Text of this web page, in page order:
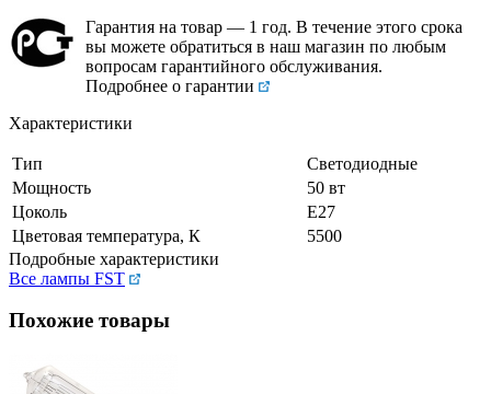
Гарантия на товар — 1 год. В течение этого срока
вы можете обратиться в наш магазин по любым
вопросам гарантийного обслуживания.
Подробнее о гарантии
Характеристики
Тип
Светодиодные
Мощность
50 вт
Цоколь
Е27
Цветовая температура, К
5500
Подробные характеристики
Все лампы FST
Похожие товары